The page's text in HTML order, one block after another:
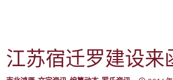
江苏宿迁罗建设来